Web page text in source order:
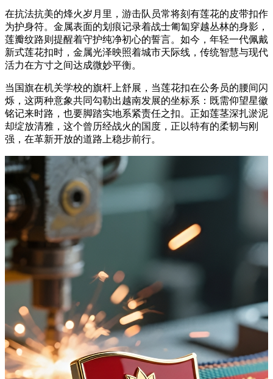
在抗法抗美的烽火岁月里，游击队员常将刻有莲花的皮带扣作
为护身符。金属表面的划痕记录着战士匍匐穿越丛林的身影，
莲瓣纹路则提醒着守护纯净初心的誓言。如今，年轻一代佩戴
新式莲花扣时，金属光泽映照着城市天际线，传统智慧与现代
活力在方寸之间达成微妙平衡。
当国旗在机关学校的旗杆上舒展，当莲花扣在公务员的腰间闪
烁，这两种意象共同勾勒出越南发展的坐标系：既需仰望星徽
铭记来时路，也要脚踏实地系紧责任之扣。正如莲茎深扎淤泥
却绽放清雅，这个曾历经战火的国度，正以特有的柔韧与刚
强，在革新开放的道路上稳步前行。